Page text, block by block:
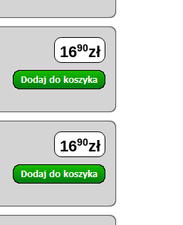
1690zł
1690zł